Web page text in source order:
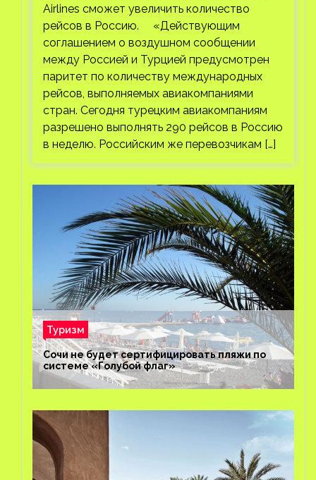
Airlines сможет увеличить количество
рейсов в Россию. «Действующим
соглашением о воздушном сообщении
между Россией и Турцией предусмотрен
паритет по количеству международных
рейсов, выполняемых авиакомпаниями
стран. Сегодня турецким авиакомпаниям
разрешено выполнять 290 рейсов в Россию
в неделю. Российским же перевозчикам […]
Туризм
Сочи не будет сертифицировать пляжи по
системе «Голубой флаг»